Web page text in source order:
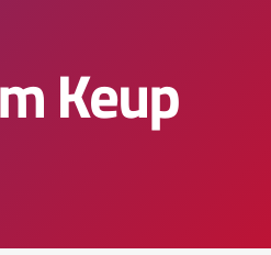
Keup